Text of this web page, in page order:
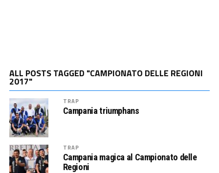
ALL POSTS TAGGED "CAMPIONATO DELLE REGIONI
2017"
TRAP
Campania triumphans
TRAP
Campania magica al Campionato delle
Regioni